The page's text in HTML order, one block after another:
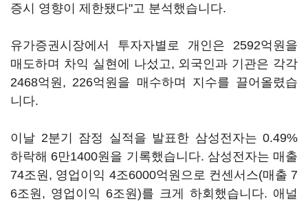
증시 영향이 제한됐다"고 분석했습니다.
유가증권시장에서 투자자별로 개인은 2592억원을
매도하며 차익 실현에 나섰고, 외국인과 기관은 각각
2468억원, 226억원을 매수하며 지수를 끌어올렸습
니다.
이날 2분기 잠정 실적을 발표한 삼성전자는 0.49%
하락해 6만1400원을 기록했습니다. 삼성전자는 매출
74조원, 영업이익 4조6000억원으로 컨센서스(매출 7
6조원, 영업이익 6조원)를 크게 하회했습니다. 애널